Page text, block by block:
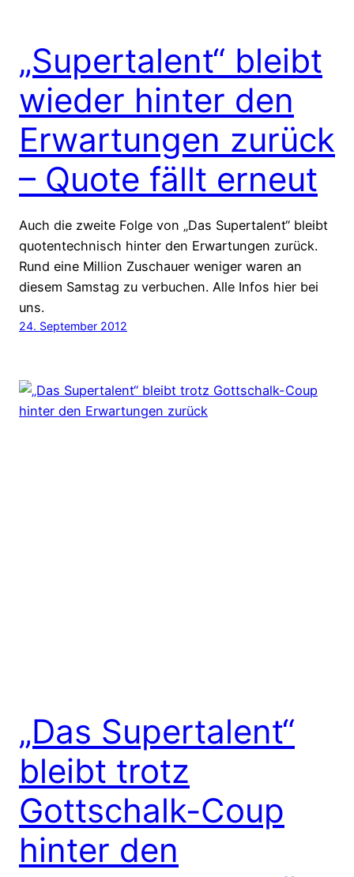
„Supertalent“ bleibt
wieder hinter den
Erwartungen zurück
– Quote fällt erneut
Auch die zweite Folge von „Das Supertalent“ bleibt
quotentechnisch hinter den Erwartungen zurück.
Rund eine Million Zuschauer weniger waren an
diesem Samstag zu verbuchen. Alle Infos hier bei
uns.
24. September 2012
„Das Supertalent“
bleibt trotz
Gottschalk-Coup
hinter den